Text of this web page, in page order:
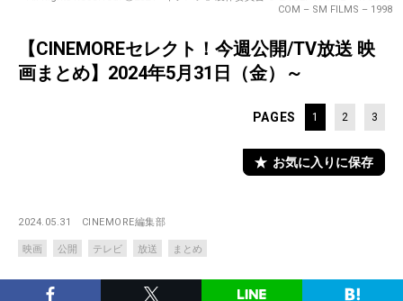
COM – SM FILMS – 1998
【CINEMOREセレクト！今週公開/TV放送 映
画まとめ】2024年5月31日（金）～
PAGES 1 2 3
お気に入りに保存
2024.05.31 CINEMORE編集部
映画 公開 テレビ 放送 まとめ